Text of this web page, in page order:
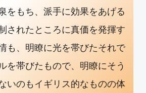
をもち、派手に効果をあげる
されたところに真価を発揮す
も、明瞭に光を帯びたそれで
を帯びたもので、明瞭にそう
いのもイギリス的なものの体